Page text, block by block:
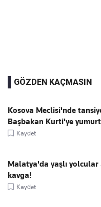
GÖZDEN KAÇMASIN
Kosova Meclisi'nde
Başbakan Kurti'ye
Kaydet
Malatya'da yaşlı yolcular
kavga!
Kaydet